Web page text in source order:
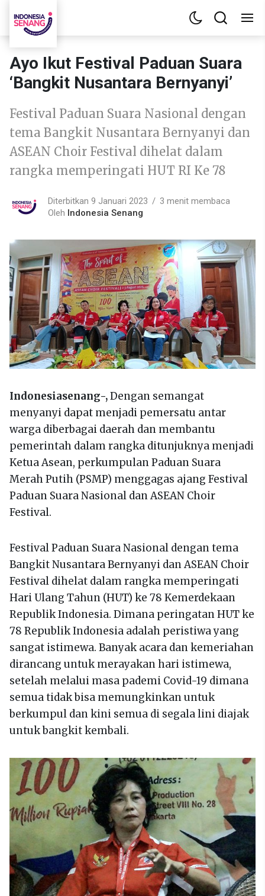
Ayo Ikut Festival Paduan Suara
‘Bangkit Nusantara Bernyanyi’
Festival Paduan Suara Nasional dengan
tema Bangkit Nusantara Bernyanyi dan
ASEAN Choir Festival dihelat dalam
rangka memperingati HUT RI Ke 78
Diterbitkan 9 Januari 2023
3 menit membaca
Oleh Indonesia Senang
Indonesiasenang-,Dengan semangat
menyanyi dapat menjadi pemersatu antar
warga diberbagai daerah dan membantu
pemerintah dalam rangka ditunjuknya menjadi
Ketua Asean, perkumpulan Paduan Suara
Merah Putih (PSMP) menggagas ajang Festival
Paduan Suara Nasional dan ASEAN Choir
Festival.
Festival Paduan Suara Nasional dengan tema
Bangkit Nusantara Bernyanyi dan ASEAN Choir
Festival dihelat dalam rangka memperingati
Hari Ulang Tahun (HUT) ke 78 Kemerdekaan
Republik Indonesia. Dimana peringatan HUT ke
78 Republik Indonesia adalah peristiwa yang
sangat istimewa. Banyak acara dan kemeriahan
dirancang untuk merayakan hari istimewa,
setelah melalui masa pademi Covid-19 dimana
semua tidak bisa memungkinkan untuk
berkumpul dan kini semua di segala lini diajak
untuk bangkit kembali.